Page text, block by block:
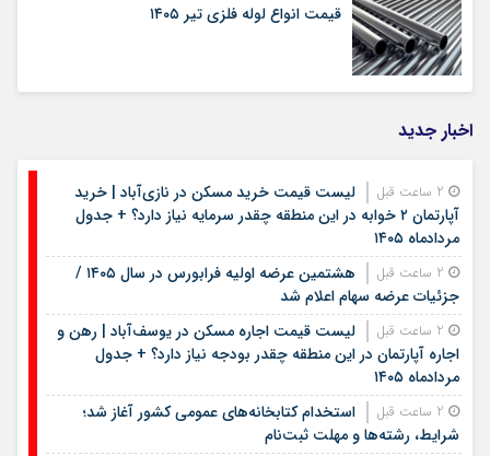
قیمت انواع لوله فلزی تیر ۱۴۰۵
اخبار جدید
لیست قیمت خرید مسکن در نازی‌آباد | خرید
آپارتمان ۲ خوابه در این منطقه چقدر سرمایه نیاز دارد؟ + جدول
مردادماه ۱۴۰۵
هشتمین عرضه اولیه فرابورس در سال ۱۴۰۵ /
جزئیات عرضه سهام اعلام شد
لیست قیمت اجاره مسکن در یوسف‌آباد | رهن و
اجاره آپارتمان در این منطقه چقدر بودجه نیاز دارد؟ + جدول
مردادماه ۱۴۰۵
استخدام کتابخانه‌های عمومی کشور آغاز شد؛
شرایط، رشته‌ها و مهلت ثبت‌نام